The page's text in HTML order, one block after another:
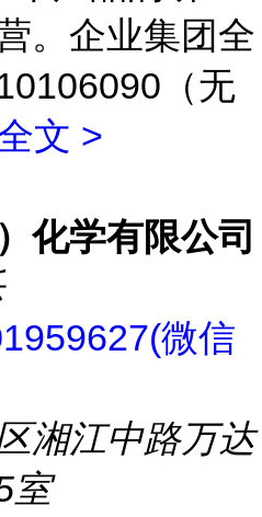
。企业集团全
（无
文 >
化学有限公司
微信
湘江中路万达
室